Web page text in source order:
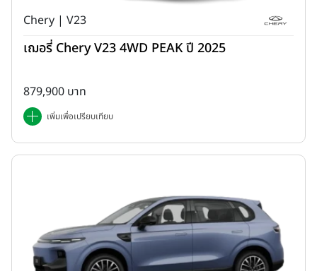
Chery | V23
เฌอรี่ Chery V23 4WD PEAK ปี 2025
879,900 บาท
เพิ่มเพื่อเปรียบเทียบ